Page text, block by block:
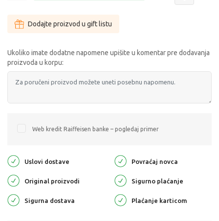
Dodajte proizvod u gift listu
Ukoliko imate dodatne napomene upišite u komentar pre dodavanja
proizvoda u korpu:
Web kredit Raiffeisen banke – pogledaj primer
Uslovi dostave Povraćaj novca
Original proizvodi Sigurno plaćanje
Sigurna dostava Plaćanje karticom